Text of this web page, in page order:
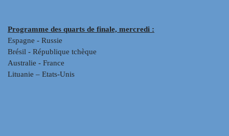
Programme des quarts de finale, mercredi :
Espagne - Russie
Brésil - République tchèque
Australie - France
Lituanie – Etats-Unis